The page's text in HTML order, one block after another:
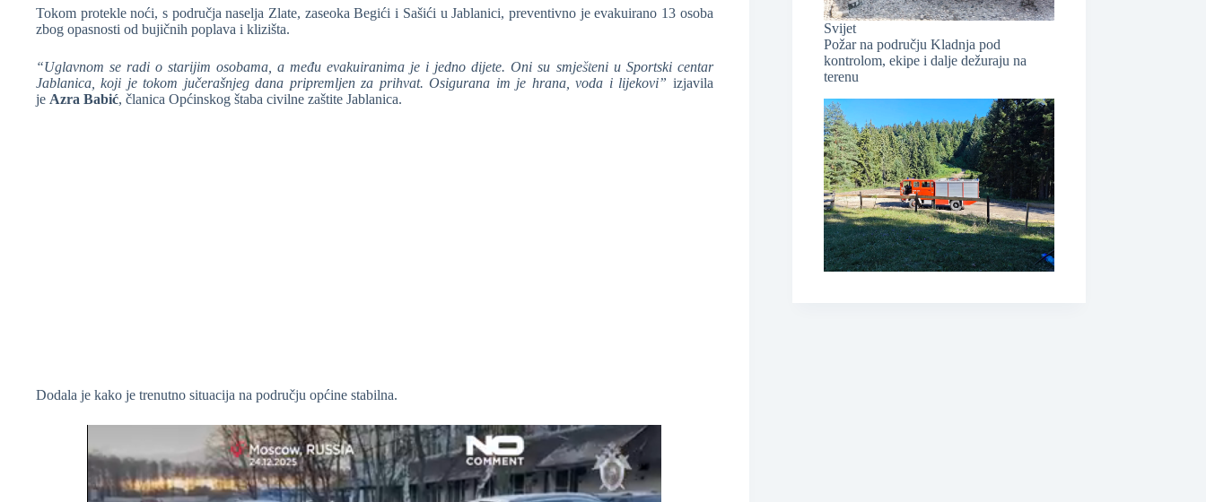
Tokom protekle noći, s područja naselja Zlate, zaseoka Begići i Sašići u Jablanici, preventivno je evakuirano 13 osoba
zbog opasnosti od bujičnih poplava i klizišta.
“Uglavnom se radi o starijim osobama, a među evakuiranima je i jedno dijete. Oni su smješteni u Sportski centar
Jablanica, koji je tokom jučerašnjeg dana pripremljen za prihvat. Osigurana im je hrana, voda i lijekovi” izjavila
je Azra Babić, članica Općinskog štaba civilne zaštite Jablanica.
Dodala je kako je trenutno situacija na području općine stabilna.
Svijet
Požar na području Kladnja pod
kontrolom, ekipe i dalje dežuraju na
terenu
❆